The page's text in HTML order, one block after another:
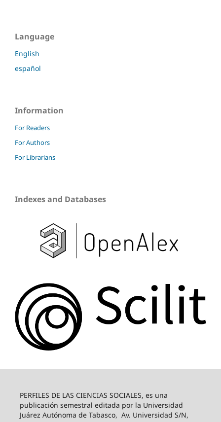
Language
English
español
Information
For Readers
For Authors
For Librarians
Indexes and Databases
PERFILES DE LAS CIENCIAS SOCIALES, es una
publicación semestral editada por la Universidad
Juárez Autónoma de Tabasco, Av. Universidad S/N,